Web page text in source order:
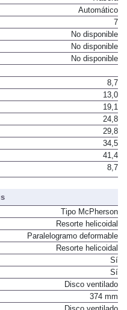
Automático
7
No disponible
No disponible
No disponible
8,7
13,0
19,1
24,8
29,8
34,5
41,4
8,7
Tipo McPherson
Resorte helicoidal
Paralelogramo deformable
Resorte helicoidal
Sí
Sí
Disco ventilado
374 mm